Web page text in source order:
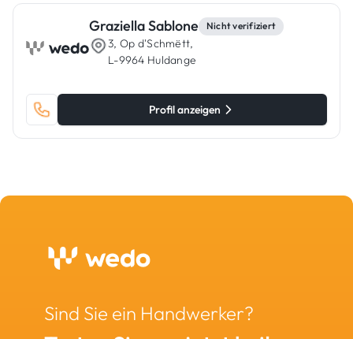
Stellenbörse
Sind Sie Handwerker?
Einloggen
Graziella Sablone Nicht verifiziert
3, Op d'Schmëtt,
L-9964 Huldange
Profil anzeigen
Sind Sie ein Handwerker?